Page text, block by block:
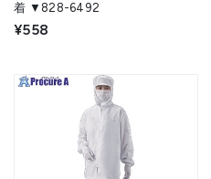
着 ▼828-6492
¥558